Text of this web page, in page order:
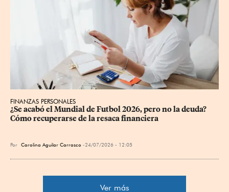
FINANZAS PERSONALES
¿Se acabó el Mundial de Futbol 2026, pero no la deuda?
Cómo recuperarse de la resaca financiera
Por Carolina Aguilar Carrasco 24/07/2026 - 12:05
Ver más